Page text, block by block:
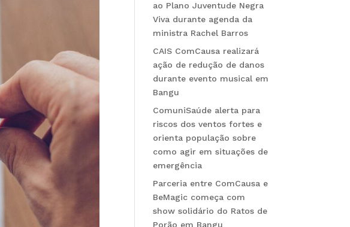
ao Plano Juventude Negra
Viva durante agenda da
ministra Rachel Barros
CAIS ComCausa realizará
ação de redução de danos
durante evento musical em
Bangu
ComuniSaúde alerta para
riscos dos ventos fortes e
orienta população sobre
como agir em situações de
emergência
Parceria entre ComCausa e
BeMagic começa com
show solidário do Ratos de
Porão em Bangu